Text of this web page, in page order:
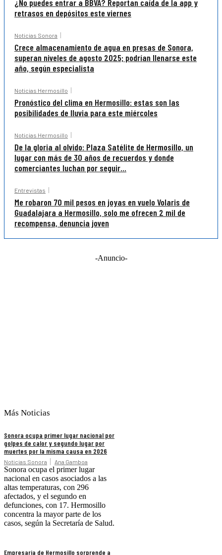
¿No puedes entrar a BBVA? Reportan caída de la app y
retrasos en depósitos este viernes
Noticias Sonora
Crece almacenamiento de agua en presas de Sonora,
superan niveles de agosto 2025; podrían llenarse este
año, según especialista
Noticias Hermosillo
Pronóstico del clima en Hermosillo: estas son las
posibilidades de lluvia para este miércoles
Noticias Hermosillo
De la gloria al olvido: Plaza Satélite de Hermosillo, un
lugar con más de 30 años de recuerdos y donde
comerciantes luchan por seguir...
Entrevistas
Me robaron 70 mil pesos en joyas en vuelo Volaris de
Guadalajara a Hermosillo, solo me ofrecen 2 mil de
recompensa, denuncia joven
-Anuncio-
Más Noticias
Sonora ocupa primer lugar nacional por
golpes de calor y segundo lugar por
muertes por la misma causa en 2026
Noticias Sonora Ana Gamboa
Sonora ocupa el primer lugar
nacional en casos asociados a las
altas temperaturas, con 296
afectados, y el segundo en
defunciones, con 17. Hermosillo
concentra la mayor parte de los
casos, según la Secretaría de Salud.
Empresaria de Hermosillo sorprende a